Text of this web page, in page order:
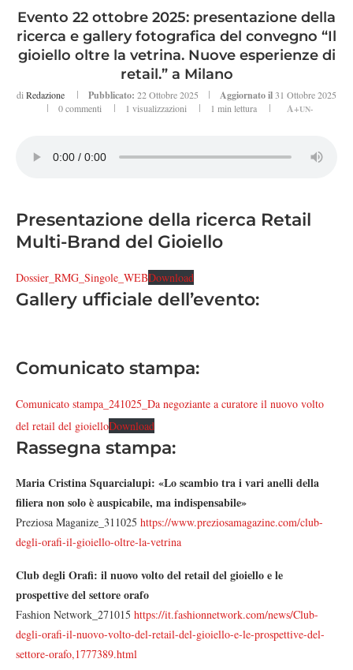
Evento 22 ottobre 2025: presentazione della
ricerca e gallery fotografica del convegno “Il
gioiello oltre la vetrina. Nuove esperienze di
retail.” a Milano
di Redazione Pubblicato: 22 Ottobre 2025 Aggiornato il31 Ottobre 2025
0 commenti
1 visualizzazioni 1 min lettura A+UN-
Presentazione della ricerca Retail
Multi-Brand del Gioiello
Dossier_RMG_Singole_WEBDownload
Gallery ufficiale dell’evento:
Comunicato stampa:
Comunicato stampa_241025_Da negoziante a curatore il nuovo volto
del retail del gioielloDownload
Rassegna stampa:
Maria Cristina Squarcialupi: «Lo scambio tra i vari anelli della
filiera non solo è auspicabile, ma indispensabile»
Preziosa Maganize_311025 https://www.preziosamagazine.com/club-
degli-orafi-il-gioiello-oltre-la-vetrina
Club degli Orafi: il nuovo volto del retail del gioiello e le
prospettive del settore orafo
Fashion Network_271015 https://it.fashionnetwork.com/news/Club-
degli-orafi-il-nuovo-volto-del-retail-del-gioiello-e-le-prospettive-del-
settore-orafo,1777389.html